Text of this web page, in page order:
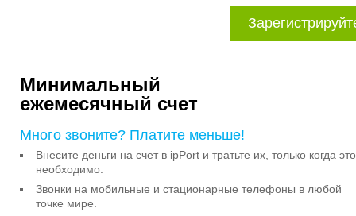
Минимальный
ежемесячный счет
Много звоните? Платите меньше!
Внесите деньги на счет в ipPort и тратьте их, только когда это
необходимо.
Звонки на мобильные и стационарные телефоны в любой
точке мире.